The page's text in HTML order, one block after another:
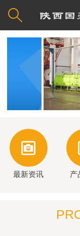


最新资讯 产